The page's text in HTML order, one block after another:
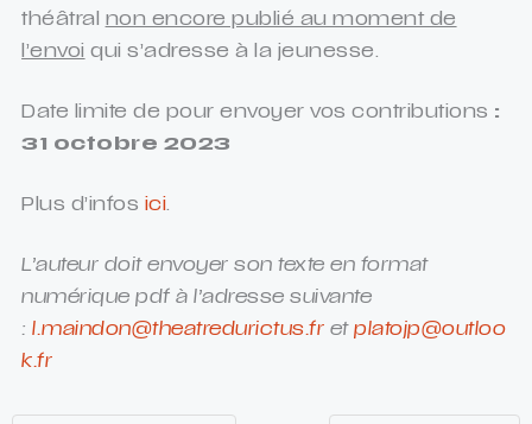
théâtral non encore publié au moment de
l’envoi qui s’adresse à la jeunesse.
Date limite de pour envoyer vos contributions :
31 octobre 2023
Plus d’infos ici.
L’auteur doit envoyer son texte en format
numérique pdf à l’adresse suivante
:l.maindon@theatredurictus.fr etplatojp@outloo
k.fr